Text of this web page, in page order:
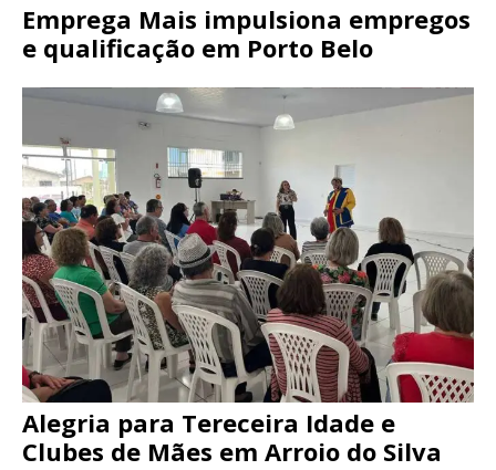
Emprega Mais impulsiona empregos
e qualificação em Porto Belo
Alegria para Tereceira Idade e
Clubes de Mães em Arroio do Silva